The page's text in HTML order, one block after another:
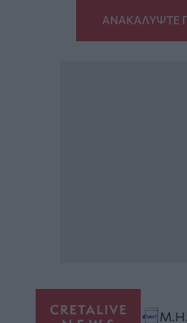
ΑΝΑΚΑΛΥΨΤΕ